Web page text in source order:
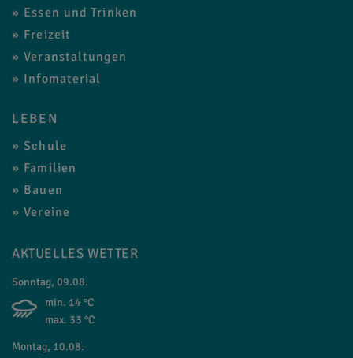
Essen und Trinken
Freizeit
Veranstaltungen
Infomaterial
LEBEN
Schule
Familien
Bauen
Vereine
AKTUELLES WETTER
Sonntag, 09.08.
min. 14 °C
max. 33 °C
Montag, 10.08.